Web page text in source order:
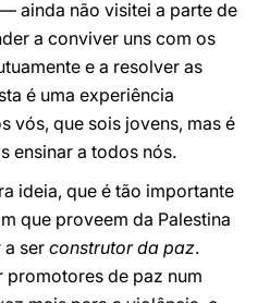
ainda não visitei a parte de
a conviver uns com os
e a resolver as
é uma experiência
vós, que sois jovens, mas é
ensinar a todos nós.
ideia, que é tão importante
que proveem da Palestina
serconstrutor da paz.
promotores de paz num